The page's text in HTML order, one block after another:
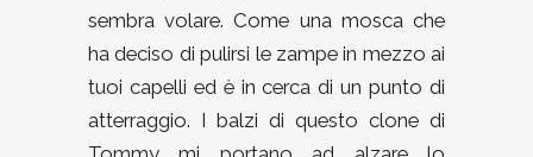
sembra volare. Come una mosca che
ha deciso di pulirsi le zampe in mezzo ai
tuoi capelli ed è in cerca di un punto di
atterraggio. I balzi di questo clone di